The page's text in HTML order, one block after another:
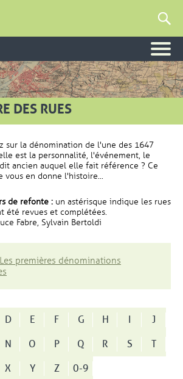
DES RUES
sur la dénomination de l'une des 1647
est la personnalité, l'événement, le
ancien auquel elle fait référence ? Ce
vous en donne l'histoire...
de refonte : un astérisque indique les rues
été revues et complétées.
Fabre, Sylvain Bertoldi
Les premières dénominations
D E F G H I
J
N O P Q R S
T
X Y Z 0-9